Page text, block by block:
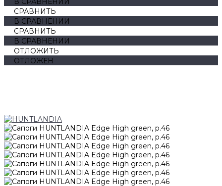
СРАВНИТЬ
В СРАВНЕНИИ
СРАВНИТЬ
В СРАВНЕНИИ
ОТЛОЖИТЬ
ОТЛОЖЕН